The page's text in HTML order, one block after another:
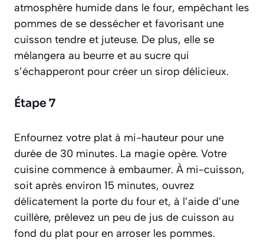
atmosphère humide dans le four, empêchant les
pommes de se dessécher et favorisant une
cuisson tendre et juteuse. De plus, elle se
mélangera au beurre et au sucre qui
s’échapperont pour créer un sirop délicieux.
Étape 7
Enfournez votre plat à mi-hauteur pour une
durée de 30 minutes. La magie opère. Votre
cuisine commence à embaumer. À mi-cuisson,
soit après environ 15 minutes, ouvrez
délicatement la porte du four et, à l’aide d’une
cuillère, prélevez un peu de jus de cuisson au
fond du plat pour en arroser les pommes.